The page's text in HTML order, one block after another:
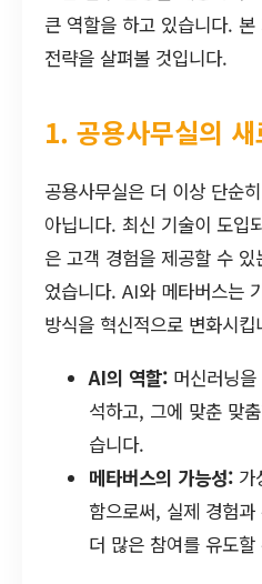
큰 역할을 하고 있습니다.
전략을 살펴볼 것입니다.
1. 공용사무실의
공용사무실은 더 이상 단순
아닙니다. 최신 기술이 도입
은 고객 경험을 제공할 수
었습니다. AI와 메타버스는
방식을 혁신적으로 변화시킵
AI의 역할: 머신러닝
석하고, 그에 맞춘 맞
습니다.
메타버스의 가능성: 가
함으로써, 실제 경험
더 많은 참여를 유도